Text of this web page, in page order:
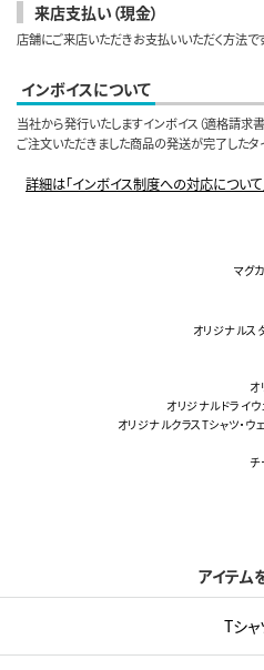
来店支払い（現金）
店舗にご来店いただきお支払いいただく方法で
インボイスについて
当社から発行いたしますインボイス（適格請求書
ご注文いただきました商品の発送が完了したタ
詳細は「インボイス制度への対応について
マグ
オリジナルス
オ
オリジナルドライウ
オリジナルクラスTシャツ・ウ
チ
アイテム
Tシャ